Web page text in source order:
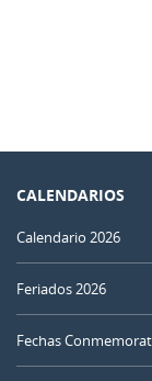
CALENDARIOS
Calendario 2026
Feriados 2026
Fechas